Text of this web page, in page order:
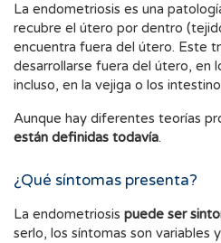
La endometriosis es una
recubre el útero por dentro
encuentra fuera del útero. Este
desarrollarse fuera del útero, en
incluso, en la vejiga o los
Aunque hay diferentes teorías
están definidas todavía.
¿Qué síntomas presenta?
La endometriosis puede ser
serlo, los síntomas son variables